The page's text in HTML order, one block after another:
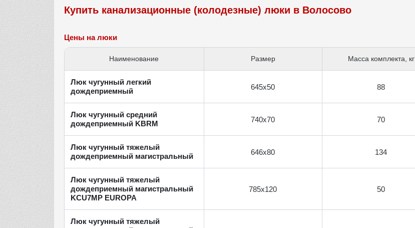
Купить канализационные (колодезные) люки в Волосово
Цены на люки
Наименование Размер Масса комплекта, кг
Люк чугунный легкий
дождеприемный
645х50 88
Люк чугунный средний
дождеприемный KBRМ
740х70 70
Люк чугунный тяжелый
дождеприемный магистральный
646х80 134
Люк чугунный тяжелый
дождеприемный магистральный
KCU7MP EUROPA
785х120 50
Люк чугунный тяжелый